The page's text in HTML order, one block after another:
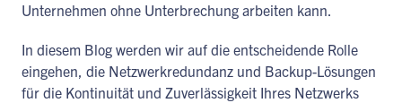
Unternehmen ohne Unterbrechung arbeiten kann.
In diesem Blog werden wir auf die entscheidende Rolle
eingehen, die Netzwerkredundanz und Backup-Lösungen
für die Kontinuität und Zuverlässigkeit Ihres Netzwerks